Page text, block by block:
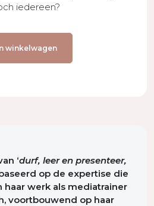
iedereen?
winkelwagen
‘durf, leer en presenteer,
op de expertise die
haar werk als mediatrainer
voortbouwend op haar